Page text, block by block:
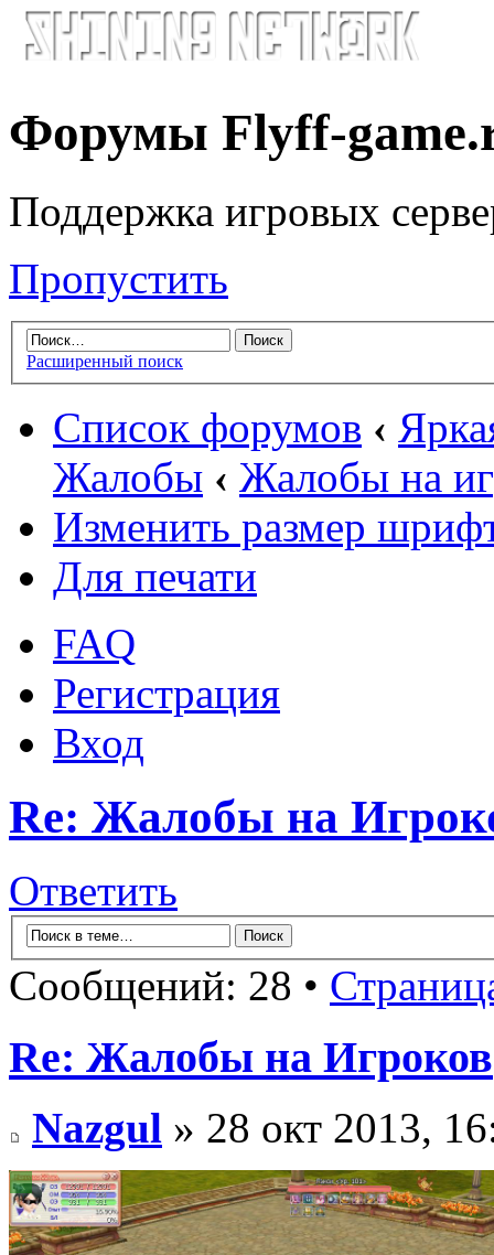
Форумы Flyff-
Поддержка игровых
Пропустить
Расширенный поиск
Список форумов ‹
Жалобы ‹ Жалобы на
Изменить размер
Для печати
FAQ
Регистрация
Вход
Re: Жалобы на
Ответить
Сообщений: 28 •
Re: Жалобы на Игроков
Nazgul » 28 окт 2013,